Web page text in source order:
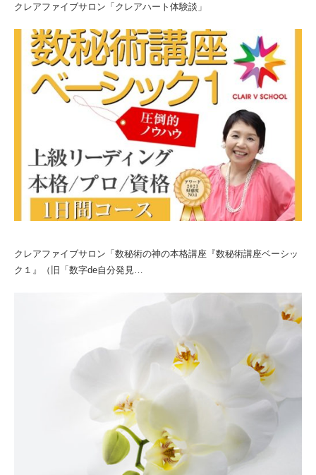
クレアファイブサロン「クレアハート体験談」
クレアファイブサロン「数秘術の神の本格講座『数秘術講座ベーシッ
ク１』（旧「数字de自分発見…